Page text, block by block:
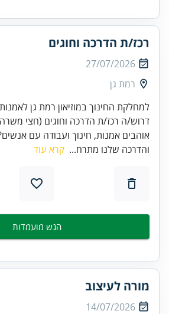
רכז/ת הדרכה וחוגים
27/07/2026
רמת גן
למחלקת החינוך במוזיאון רמת גן
דרוש/ה רכז/ת הדרכה וחוגים (חצי
אוהבים אמנות, חינוך ועבודה עם
והדרכה שלנו מתרח... קרא עוד
הגש מועמדות
מורה לעיצוב
14/07/2026